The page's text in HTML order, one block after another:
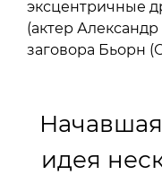
эксцентричные
(актер
заговора Бьорн
идея